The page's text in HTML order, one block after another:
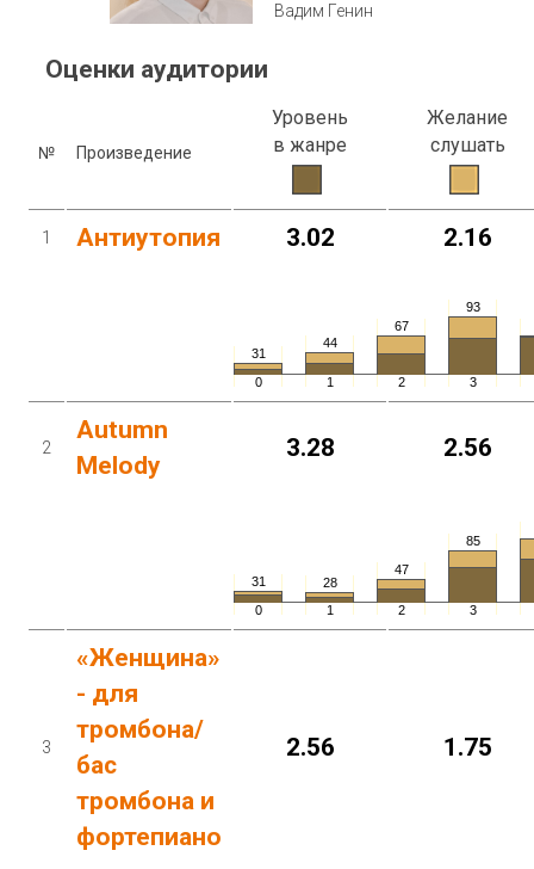
Вадим Генин
Оценки аудитории
№ Произведение
Уровень
в жанре
Желание
слушать
1 Антиутопия 3.02 2.16
31
0
44
1
67
2
93
3
2
Autumn
Melody
3.28 2.56
31
0
28
1
47
2
85
3
3
«Женщина»
- для
тромбона/
бас
тромбона и
фортепиано
2.56 1.75